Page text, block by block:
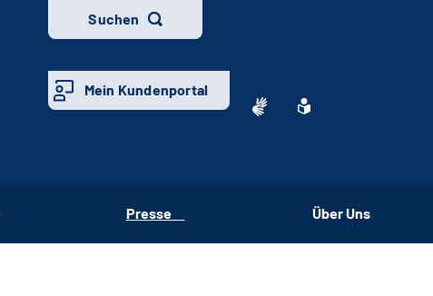
Suchen
Mein Kundenportal
Presse Über Uns